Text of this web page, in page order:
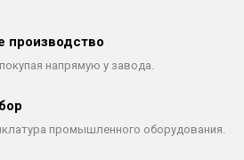
производство
напрямую у завода.
промышленного оборудования.